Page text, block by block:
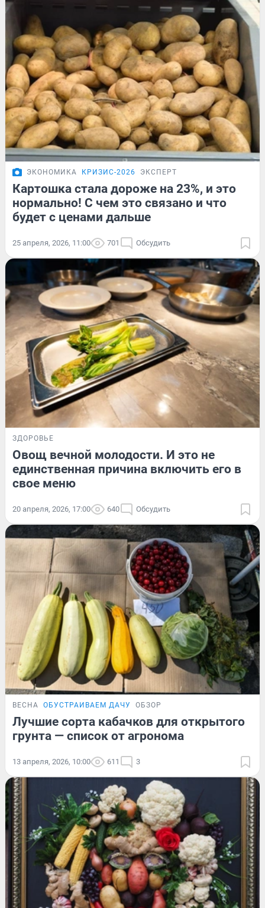
ЭКОНОМИКА КРИЗИС-2026 ЭКСПЕРТ
Картошка стала дороже на 23%, и это
нормально! С чем это связано и что
будет с ценами дальше
25 апреля, 2026, 11:00 701 Обсудить
ЗДОРОВЬЕ
Овощ вечной молодости. И это не
единственная причина включить его в
свое меню
20 апреля, 2026, 17:00 640 Обсудить
ВЕСНА ОБУСТРАИВАЕМ ДАЧУ ОБЗОР
Лучшие сорта кабачков для открытого
грунта — список от агронома
13 апреля, 2026, 10:00 611 3